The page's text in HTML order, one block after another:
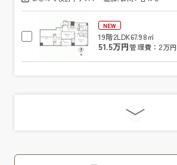
NEW
19階2LDK67.98㎡
51.5万円管理費：2万円